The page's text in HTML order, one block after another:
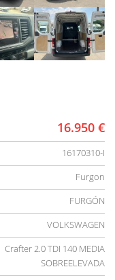
16.950 €
16170310-I
Furgon
FURGÓN
VOLKSWAGEN
Crafter 2.0 TDI 140 MEDIA
SOBREELEVADA